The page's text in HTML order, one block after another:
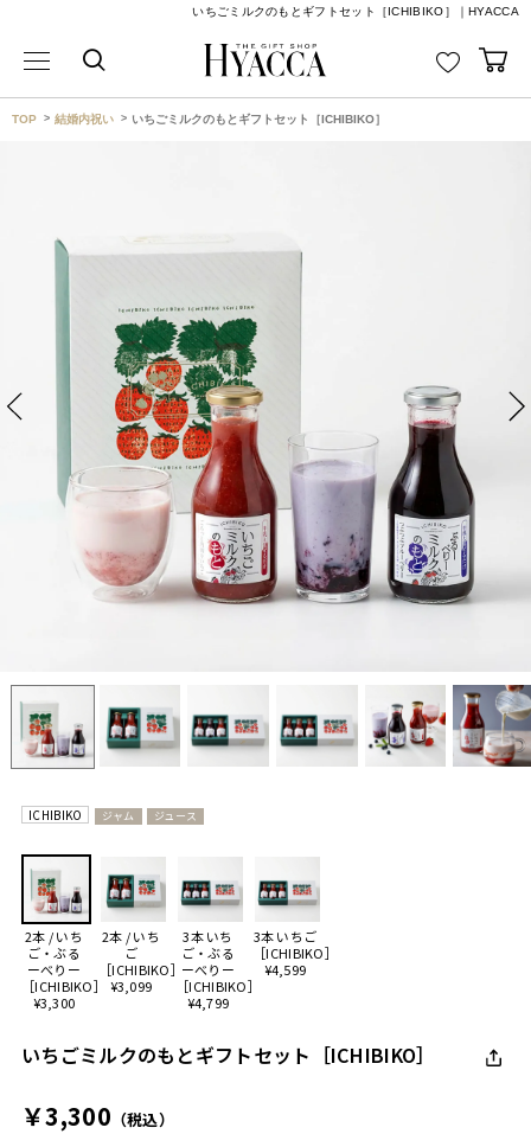
いちごミルクのもとギフトセット［ICHIBIKO］｜HYACCA
TOP 結婚内祝い いちごミルクのもとギフトセット［ICHIBIKO］
ICHIBIKO ジャム ジュース
2本 / いち
ご・ぶる
ーべりー
［ICHIBIKO］
¥3,300
2本 / いち
ご
［ICHIBIKO］
¥3,099
3本 いち
ご・ぶる
ーべりー
［ICHIBIKO］
¥4,799
3本 いちご
［ICHIBIKO］
¥4,599
いちごミルクのもとギフトセット［ICHIBIKO］
￥3,300 （税込）